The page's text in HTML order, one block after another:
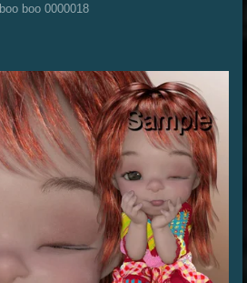
boo boo 0000018